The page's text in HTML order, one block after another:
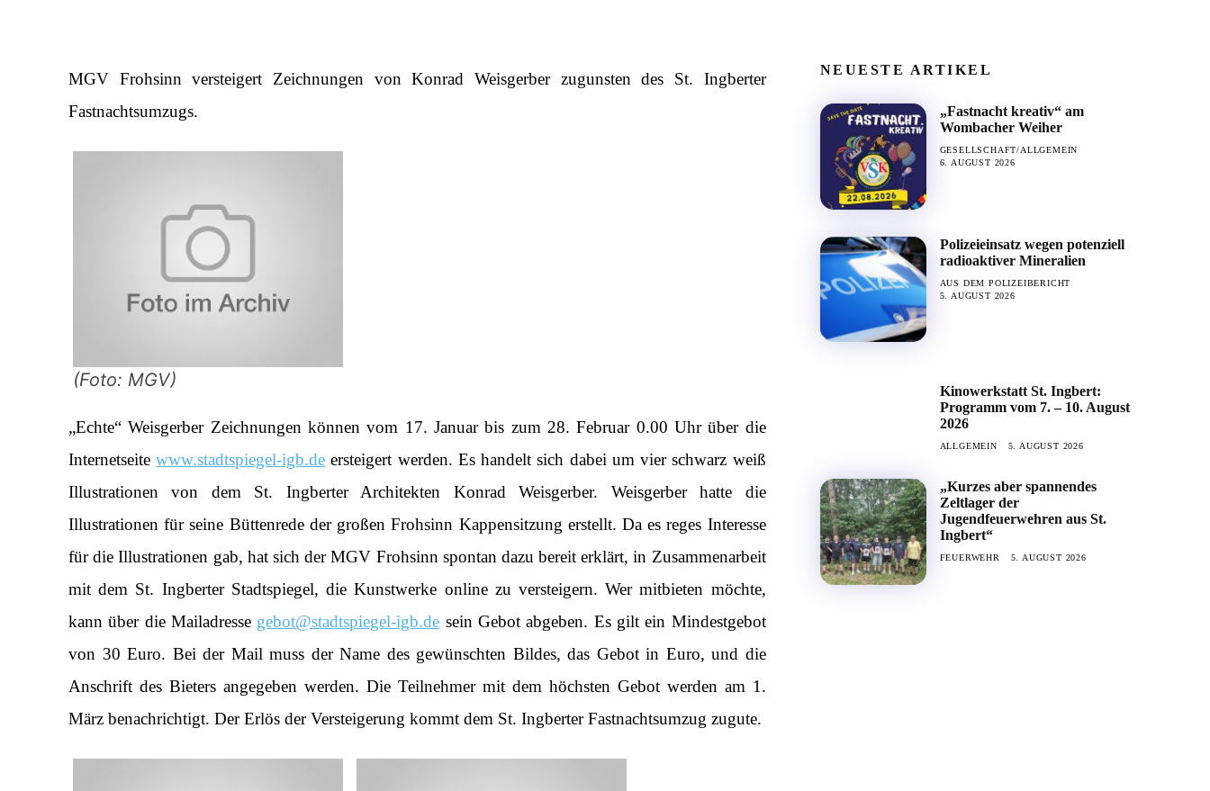
MGV Frohsinn versteigert Zeichnungen von Konrad Weisgerber zugunsten des St. Ingberter
Fastnachtsumzugs.
(Foto: MGV)
„Echte“ Weisgerber Zeichnungen können vom 17. Januar bis zum 28. Februar 0.00 Uhr über die
Internetseitewww.stadtspiegel-igb.de ersteigert werden. Es handelt sich dabei um vier schwarz weiß
Illustrationen von dem St. Ingberter Architekten Konrad Weisgerber. Weisgerber hatte die
Illustrationen für seine Büttenrede der großen Frohsinn Kappensitzung erstellt. Da es reges Interesse
für die Illustrationen gab, hat sich der MGV Frohsinn spontan dazu bereit erklärt, in Zusammenarbeit
mit dem St. Ingberter Stadtspiegel, die Kunstwerke online zu versteigern. Wer mitbieten möchte,
kann über die Mailadresse gebot@stadtspiegel-igb.de sein Gebot abgeben. Es gilt ein Mindestgebot
von 30 Euro. Bei der Mail muss der Name des gewünschten Bildes, das Gebot in Euro, und die
Anschrift des Bieters angegeben werden. Die Teilnehmer mit dem höchsten Gebot werden am 1.
März benachrichtigt. Der Erlös der Versteigerung kommt dem St. Ingberter Fastnachtsumzug zugute.
NEUESTE ARTIKEL
„Fastnacht kreativ“ am
Wombacher Weiher
GESELLSCHAFT/ALLGEMEIN
6. AUGUST 2026
Polizeieinsatz wegen potenziell
radioaktiver Mineralien
AUS DEM POLIZEIBERICHT
5. AUGUST 2026
Kinowerkstatt St. Ingbert:
Programm vom 7. – 10. August
2026
ALLGEMEIN 5. AUGUST 2026
„Kurzes aber spannendes
Zeltlager der
Jugendfeuerwehren aus St.
Ingbert“
FEUERWEHR 5. AUGUST 2026